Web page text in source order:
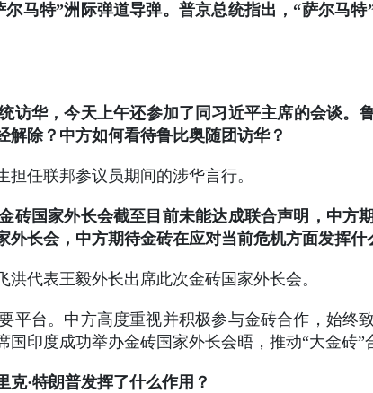
马特”洲际弹道导弹。普京总统指出，“萨尔马
访华，今天上午还参加了同习近平主席的会谈。
除？中方如何看待鲁比奥随团访华？
任联邦参议员期间的涉华言行。
砖国家外长会截至目前未能达成联合声明，中方
长会，中方期待金砖在应对当前危机方面发挥什
代表王毅外长出席此次金砖国家外长会。
平台。中方高度重视并积极参与金砖合作，始终
印度成功举办金砖国家外长会晤，推动“大金砖”
克·特朗普发挥了什么作用？